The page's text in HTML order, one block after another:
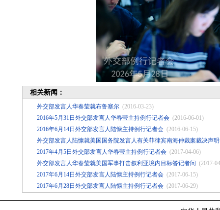
相关新闻：
外交部发言人华春莹就布鲁塞尔 (2016-03-23)
2016年5月31日外交部发言人华春莹主持例行记者会 (2016-06-01)
2016年6月14日外交部发言人陆慷主持例行记者会 (2016-06-15)
外交部发言人陆慷就美国国务院发言人有关菲律宾南海仲裁案裁决声
2017年4月5日外交部发言人华春莹主持例行记者会 (2017-04-06)
外交部发言人华春莹就美国军事打击叙利亚境内目标答记者问 (2017-
2017年6月14日外交部发言人陆慷主持例行记者会 (2017-06-15)
2017年6月28日外交部发言人陆慷主持例行记者会 (2017-06-29)